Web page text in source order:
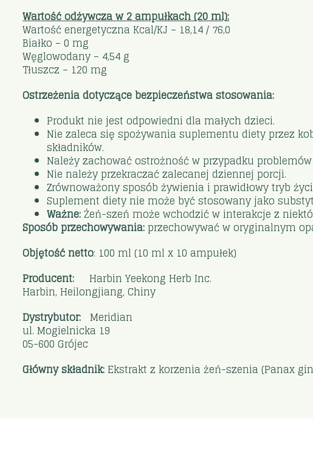
Wartość odżywcza w 2 ampułkach (20 ml):
Wartość energetyczna Kcal/KJ – 18,14 / 76,0
Białko – 0 mg
Węglowodany – 4,54 g
Tłuszcz – 120 mg
Ostrzeżenia dotyczące bezpieczeństwa stosowania:
Produkt nie jest odpowiedni dla małych dzieci.
Nie zaleca się spożywania suplementu diety przez
składników.
Należy zachować ostrożność w przypadku
Nie należy przekraczać zalecanej dziennej porcji.
Zrównoważony sposób żywienia i prawidłowy tryb
Suplement diety nie może być stosowany jako
Ważne:Żeń-szeń może wchodzić w interakcje z
Sposób przechowywania:przechowywać w oryginalnym
Objętość netto: 100 ml (10 ml x 10 ampułek)
Producent: Harbin Yeekong Herb Inc.
Harbin, Heilongjiang, Chiny
Dystrybutor: Meridian
ul. Mogielnicka 19
05-600 Grójec
Główny składnik: Ekstrakt z korzenia żeń-szenia (Panax